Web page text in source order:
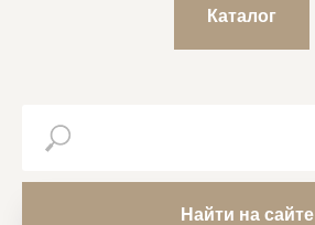
Каталог
Найти на сайте